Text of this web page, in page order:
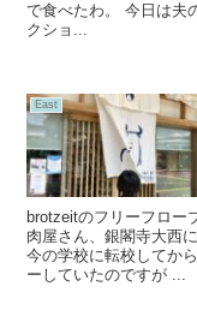
で食べたわ。 今日は夫
クショ...
East
brotzeitのフリーフロー
肉屋さん、銀閣寺大西
今の学校に転校してか
ーしていたのですが ...